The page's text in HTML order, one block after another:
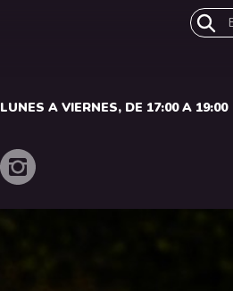
LUNES A VIERNES, DE 17:00 A 19:00